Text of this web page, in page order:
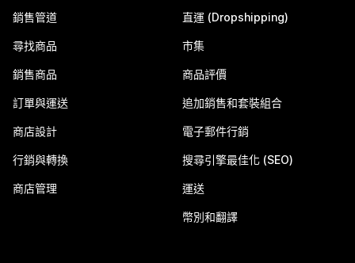
銷售管道
尋找商品
銷售商品
訂單與運送
商店設計
行銷與轉換
商店管理
直運 (Dropshipping)
市集
商品評價
追加銷售和套裝組合
電子郵件行銷
搜尋引擎最佳化 (SEO)
運送
幣別和翻譯